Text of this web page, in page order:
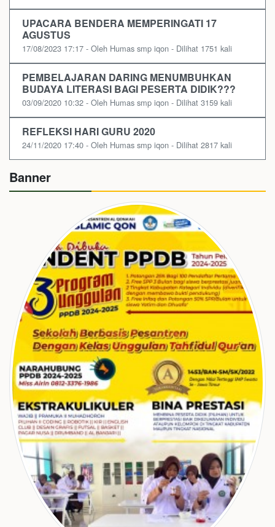
UPACARA BENDERA MEMPERINGATI 17
AGUSTUS
17/08/2023 17:17 - Oleh Humas smp iqon - Dilihat 1751 kali
PEMBELAJARAN DARING MENUMBUHKAN
BUDAYA LITERASI BAGI PESERTA DIDIK???
03/09/2020 10:32 - Oleh Humas smp iqon - Dilihat 3159 kali
REFLEKSI HARI GURU 2020
24/11/2020 17:40 - Oleh Humas smp iqon - Dilihat 2817 kali
Banner